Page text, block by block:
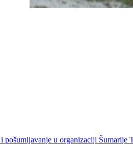
pošumljavanje u organizaciji Šumarije